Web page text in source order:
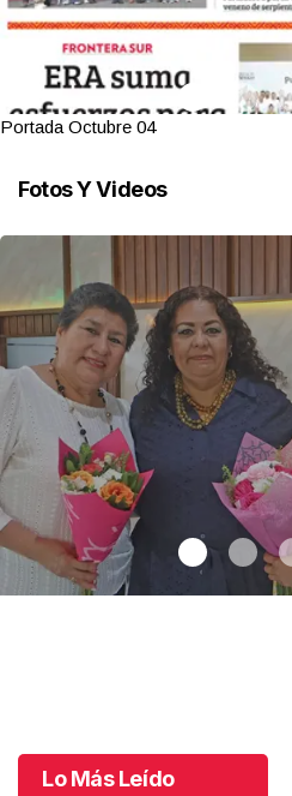
Portada Octubre 04
Fotos Y Videos
Lo Más Leído